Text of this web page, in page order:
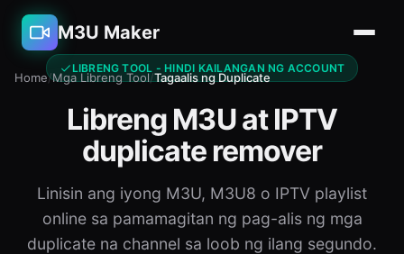
M3U Maker
Home/Mga Libreng Tool/Tagaalis ng Duplicate
LIBRENG TOOL - HINDI KAILANGAN NG ACCOUNT
Libreng M3U at IPTV
duplicate remover
Linisin ang iyong M3U, M3U8 o IPTV playlist
online sa pamamagitan ng pag-alis ng mga
duplicate na channel sa loob ng ilang segundo.